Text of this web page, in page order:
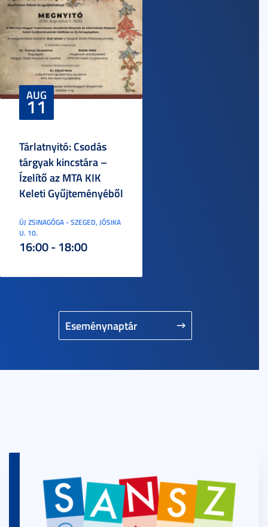
Eseménynaptár
AUG
11
Tárlatnyitó: Csodás
tárgyak kincstára –
Ízelítő az MTA KIK
Keleti Gyűjteményéből
ÚJ ZSINAGÓGA - SZEGED, JÓSIKA
U. 10.
16:00 - 18:00